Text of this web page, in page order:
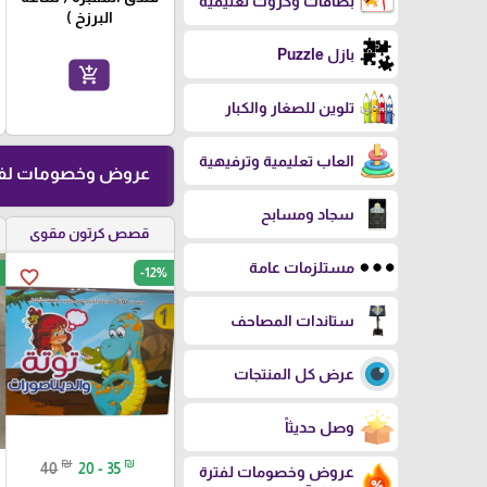
بازل Puzzle
تلوين للصغار والكبار
العاب تعليمية وترفيهية
سجاد ومسابح
مستلزمات عامة
ستاندات المصاحف
عرض كل المنتجات
وصل حديثاً
عروض وخصومات لفترة
البرزخ )
add_shopping_cart
عروض وخصومات
قصص كرتون مقوى
favorite_border -12%
40 ₪ 20 - 35 ₪